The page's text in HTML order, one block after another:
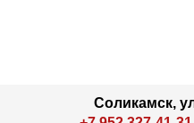
Соликамск,